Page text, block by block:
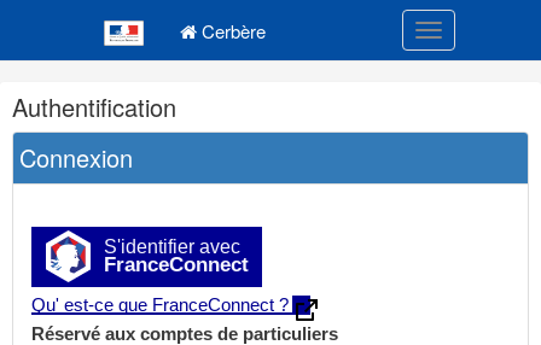
Cerbère Toggle
Navigation
et
outils
annexes
Authentification
Connexion
S'identifier avec
FranceConnect
Qu' est-ce que FranceConnect ?
Réservé aux comptes de particuliers